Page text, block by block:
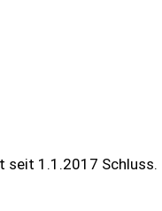
seit 1.1.2017 Schluss.